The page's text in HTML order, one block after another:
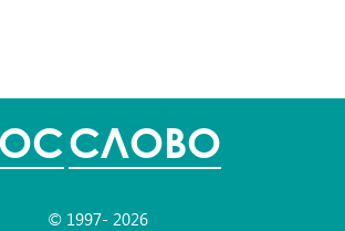
СЛОВО
© 1997- 2026